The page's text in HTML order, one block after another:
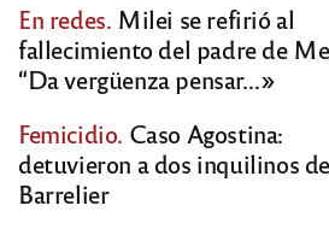
En redes. Milei se refirió al
fallecimiento del padre de
“Da vergüenza pensar…»
Femicidio. Caso Agostina:
detuvieron a dos inquilinos de
Barrelier